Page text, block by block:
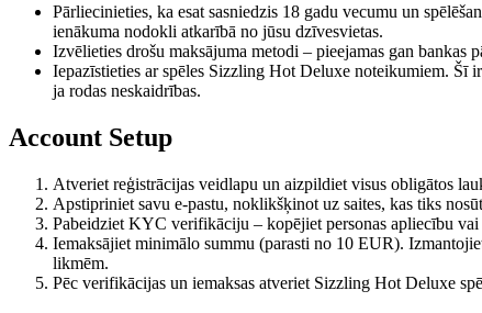
Pārliecinieties, ka esat sasniedzis 18 gadu vecumu un
ienākuma nodokli atkarībā no jūsu dzīvesvietas.
Izvēlieties drošu maksājuma metodi – pieejamas gan
Iepazīstieties ar spēles Sizzling Hot Deluxe noteikumiem. Šī
ja rodas neskaidrības.
Account Setup
Atveriet reģistrācijas veidlapu un aizpildiet visus obligātos
Apstipriniet savu e-pastu, noklikšķinot uz saites, kas tiks
Pabeidziet KYC verifikāciju – kopējiet personas apliecību vai
Iemaksājiet minimālo summu (parasti no 10 EUR).
likmēm.
Pēc verifikācijas un iemaksas atveriet Sizzling Hot Deluxe